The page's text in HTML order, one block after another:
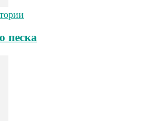
песка